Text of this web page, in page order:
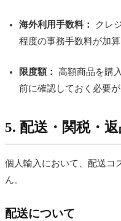
海外利用手数料：
クレ
程度の事務手数料が加
限度額：
高額商品を購
前に確認しておく必要が
5. 配送・関税・
個人輸入において、配送コ
ん。
配送について